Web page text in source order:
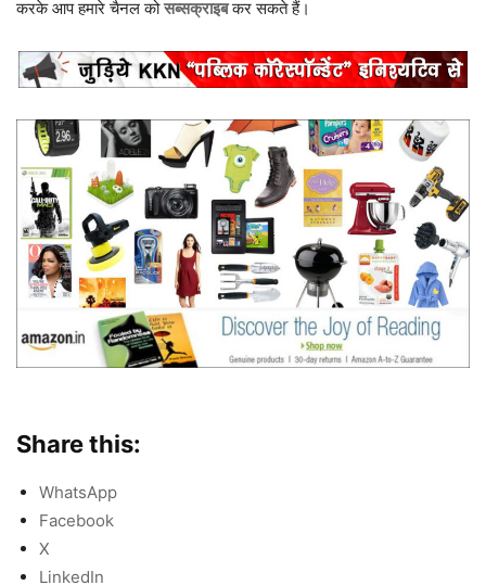
करके आप हमारे चैनल कोसब्सक्राइबकर सकते हैं।
Share this:
WhatsApp
Facebook
X
LinkedIn